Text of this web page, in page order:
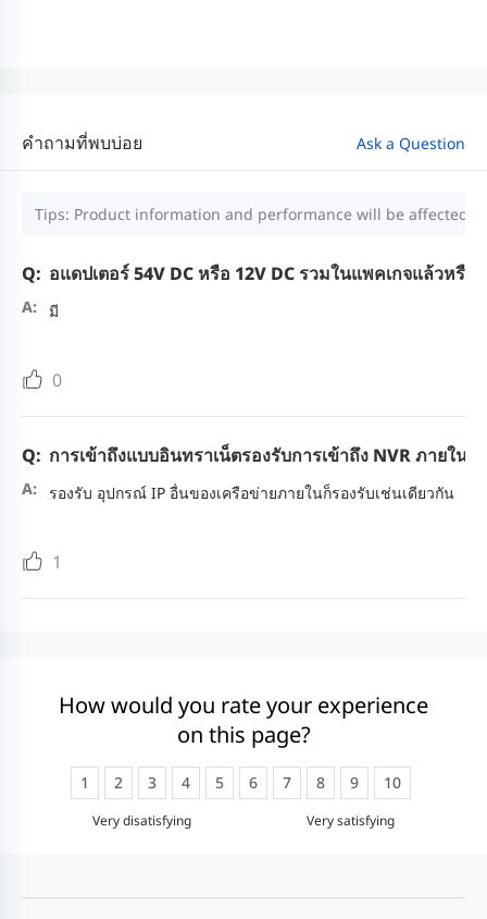
คำถามที่พบบ่อย Ask a Question
Tips: Product information and performance will be affected
อแดปเตอร์ 54V DC หรือ 12V DC รวมในแพคเกจแล้วหรือ
มี
0
การเข้าถึงแบบอินทราเน็ตรองรับการเข้าถึง NVR ภายในห
รองรับ อุปกรณ์ IP อื่นของเครือข่ายภายในก็รองรับเช่นเดียวกัน
1
How would you rate your experience
on this page?
Very disatisfying
1 2 3 4 5 6 7 8 9 10
Very satisfying